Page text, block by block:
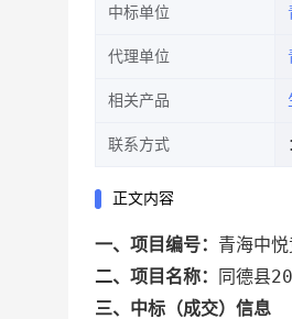
中标单位
代理单位
相关产品
联系方式
正文内容
一、项目编号： 青海中
二、项目名称： 同德县
三、中标（成交）信息